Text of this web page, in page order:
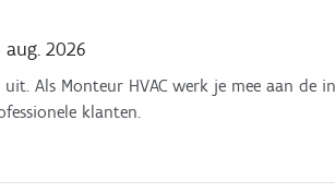
2026
Als Monteur HVAC werk je mee aan
klanten.